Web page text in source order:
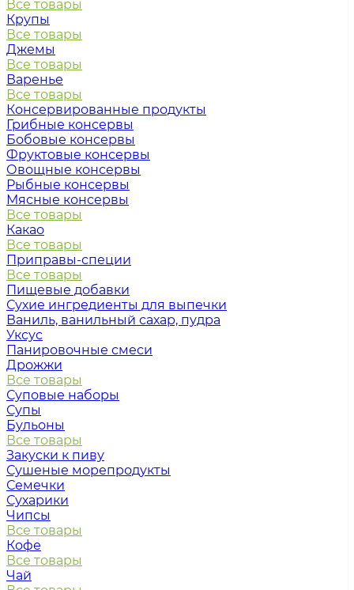
Все товары
Крупы
Все товары
Джемы
Все товары
Варенье
Все товары
Консервированные продукты
Грибные консервы
Бобовые консервы
Фруктовые консервы
Овощные консервы
Рыбные консервы
Мясные консервы
Все товары
Какао
Все товары
Приправы-специи
Все товары
Пищевые добавки
Сухие ингредиенты для выпечки
Ваниль, ванильный сахар, пудра
Уксус
Панировочные смеси
Дрожжи
Все товары
Суповые наборы
Супы
Бульоны
Все товары
Закуски к пиву
Сушеные морепродукты
Семечки
Сухарики
Чипсы
Все товары
Кофе
Все товары
Чай